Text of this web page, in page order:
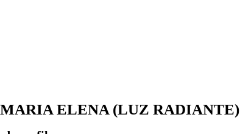
MARIA ELENA (LUZ RADIANTE)